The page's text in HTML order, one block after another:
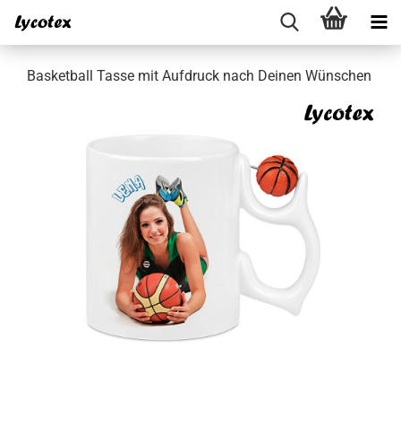
Basketball Tasse mit Aufdruck nach Deinen Wünschen